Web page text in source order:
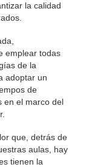
la calidad
emplear todas
de la
adoptar un
de
en el marco del
que, detrás de
aulas, hay
tienen la